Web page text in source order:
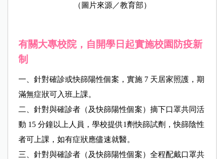
（圖片來源／教育部）
有關大專校院，自開學日起實施校園防疫新
制
一、針對確診或快篩陽性個案，實施 7 天居家照護，期
滿無症狀可入班上課。
二、針對與確診者（及快篩陽性個案）摘下口罩共同活
動 15 分鐘以上人員，學校提供1劑快篩試劑，快篩陰性
者可上課，如有症狀應儘速就醫。
三、針對與確診者（及快篩陽性個案）全程配戴口罩共